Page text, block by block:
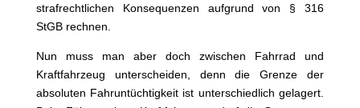
strafrechtlichen Konsequenzen aufgrund von § 316
StGB rechnen.
Nun muss man aber doch zwischen Fahrrad und
Kraftfahrzeug unterscheiden, denn die Grenze der
absoluten Fahruntüchtigkeit ist unterschiedlich gelagert.